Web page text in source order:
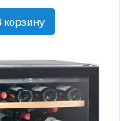
корзину